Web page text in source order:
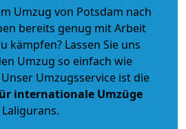
Umzug von Potsdam nach
bereits genug mit Arbeit
kämpfen? Lassen Sie uns
Umzug so einfach wie
Umzugsservice ist die
internationale Umzüge